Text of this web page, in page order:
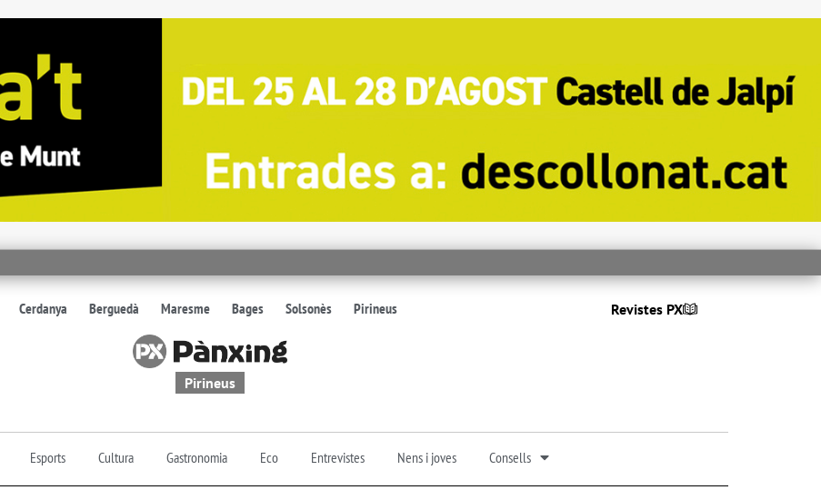
Cerdanya Berguedà Maresme Bages Solsonès Pirineus Revistes PX
Pirineus
Esports Cultura Gastronomia Eco Entrevistes Nens i joves Consells